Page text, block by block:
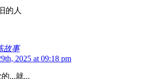
的人
故事
2025 at 09:18 pm
...就...